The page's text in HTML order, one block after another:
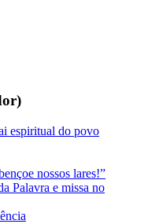
espiritual do povo
nossos lares!”
Palavra e missa no